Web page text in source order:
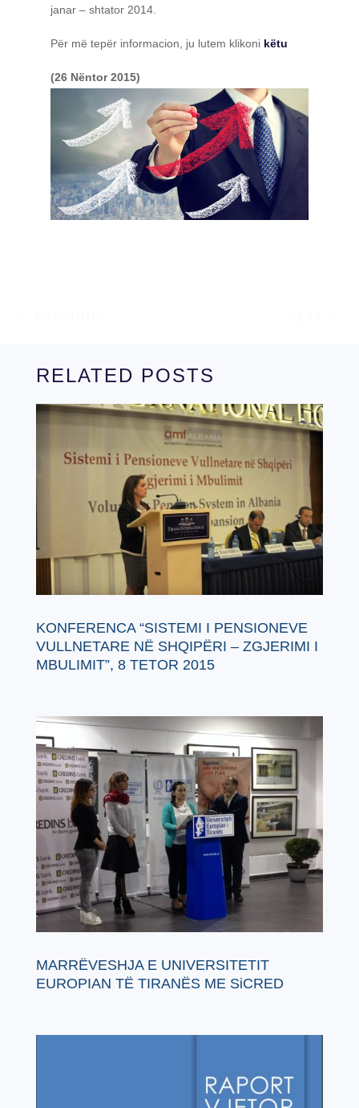
janar – shtator 2014.
Për më tepër informacion, ju lutem klikoni këtu
(26 Nëntor 2015)
RELATED POSTS
KONFERENCA “SISTEMI I PENSIONEVE
VULLNETARE NË SHQIPËRI – ZGJERIMI I
MBULIMIT”, 8 TETOR 2015
MARRËVESHJA E UNIVERSITETIT
EUROPIAN TË TIRANËS ME SiCRED